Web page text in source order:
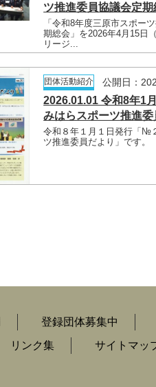
ツ推進委員協議会定期
「令和8年度三原市スポー
期総会」を2026年4月15日
リージ...
団体活動紹介 公開日：
2026.01.01 令和8年1
みはらスポーツ推進委
令和８年１月１日発行「№
ツ推進委員だより」です。
登録団体募集中
リンク集 サイトマッ